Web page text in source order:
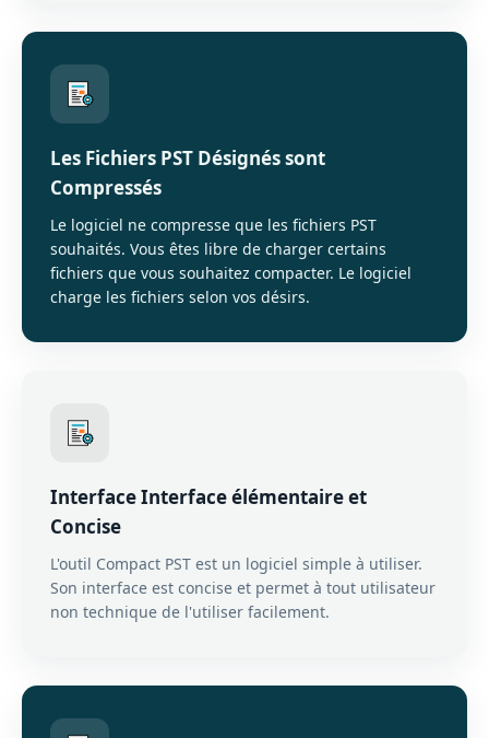
Les Fichiers PST Désignés sont
Compressés
Le logiciel ne compresse que les fichiers PST
souhaités. Vous êtes libre de charger certains
fichiers que vous souhaitez compacter. Le logiciel
charge les fichiers selon vos désirs.
Interface Interface élémentaire et
Concise
L'outil Compact PST est un logiciel simple à utiliser.
Son interface est concise et permet à tout utilisateur
non technique de l'utiliser facilement.